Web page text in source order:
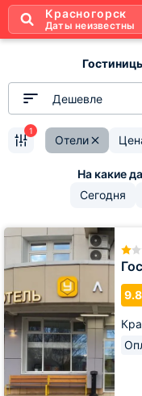
Красногорск
Даты неизвестны
Дешевле
Отели
1
Сегодня
9.8
Гостиница